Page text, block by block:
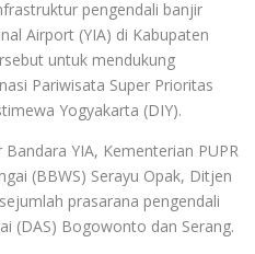
pengendali banjir
Airport (YIA) di Kabupaten
untuk mendukung
Pariwisata Super Prioritas
Yogyakarta (DIY).
YIA, Kementerian PUPR
(BBWS) Serayu Opak, Ditjen
prasarana pengendali
(DAS) Bogowonto dan Serang.